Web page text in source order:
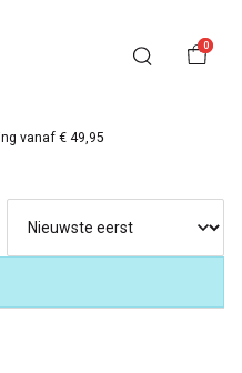
0
vanaf € 49,95